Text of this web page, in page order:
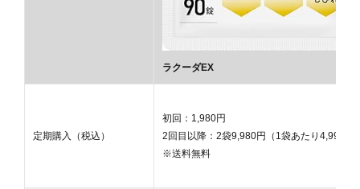
ラクーダEX
定期購入（税込）
初回：1,980円
2回目以降：2袋9,980円（1袋あたり4,990円
※送料無料